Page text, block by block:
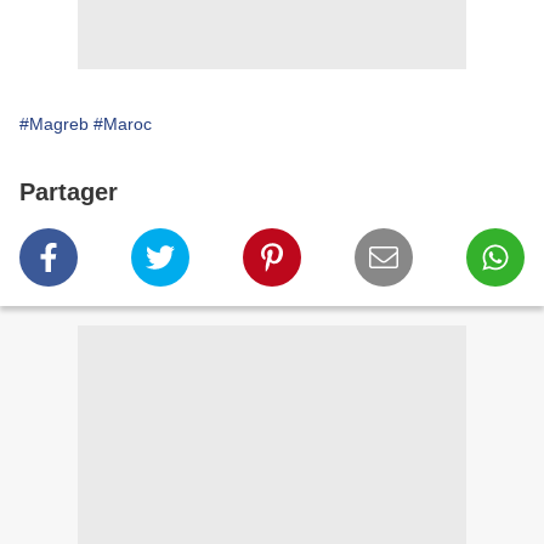
#Magreb #Maroc
Partager